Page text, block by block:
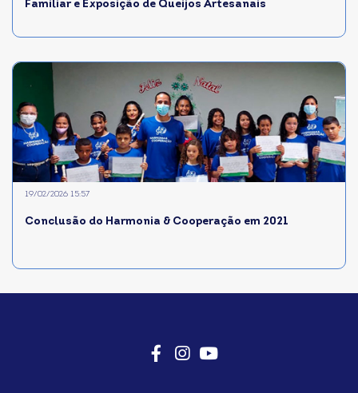
Familiar e Exposição de Queijos Artesanais
Conclusão do Harmonia & Cooperação em 2021
19/02/2026 15:57